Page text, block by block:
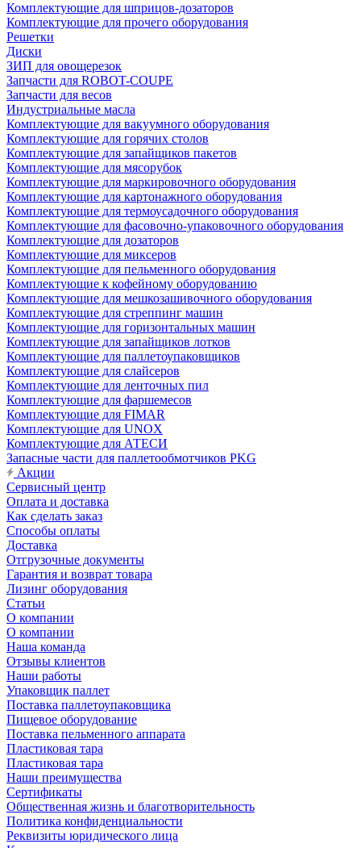
Комплектующие для шприцов-дозаторов
Комплектующие для прочего оборудования
Решетки
Диски
ЗИП для овощерезок
Запчасти для ROBOT-COUPE
Запчасти для весов
Индустриальные масла
Комплектующие для вакуумного оборудования
Комплектующие для горячих столов
Комплектующие для запайщиков пакетов
Комплектующие для мясорубок
Комплектующие для маркировочного оборудования
Комплектующие для картонажного оборудования
Комплектующие для термоусадочного оборудования
Комплектующие для фасовочно-упаковочного оборудования
Комплектующие для дозаторов
Комплектующие для миксеров
Комплектующие для пельменного оборудования
Комплектующие к кофейному оборудованию
Комплектующие для мешкозашивочного оборудования
Комплектующие для стреппинг машин
Комплектующие для горизонтальных машин
Комплектующие для запайщиков лотков
Комплектующие для паллетоупаковщиков
Комплектующие для слайсеров
Комплектующие для ленточных пил
Комплектующие для фаршемесов
Комплектующие для FIMAR
Комплектующие для UNOX
Комплектующие для АТЕСИ
Запасные части для паллетообмотчиков PKG
Акции
Сервисный центр
Оплата и доставка
Как сделать заказ
Способы оплаты
Доставка
Отгрузочные документы
Гарантия и возврат товара
Лизинг оборудования
Статьи
О компании
О компании
Наша команда
Отзывы клиентов
Наши работы
Упаковщик паллет
Поставка паллетоупаковщика
Пищевое оборудование
Поставка пельменного аппарата
Пластиковая тара
Пластиковая тара
Наши преимущества
Сертификаты
Общественная жизнь и благотворительность
Политика конфиденциальности
Реквизиты юридического лица